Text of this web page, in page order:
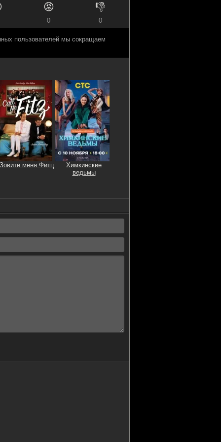
😡
0
👎
0
пользователей мы сокращаем
Зовите меня Фитц
Химкинские
ведьмы